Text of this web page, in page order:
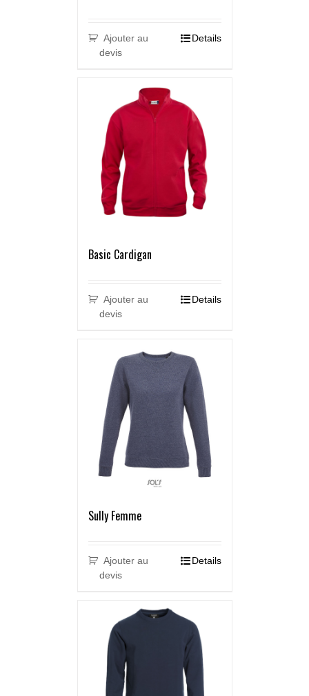
Ajouter au
devis
Details
Basic Cardigan
Ajouter au
devis
Details
Sully Femme
Ajouter au
devis
Details